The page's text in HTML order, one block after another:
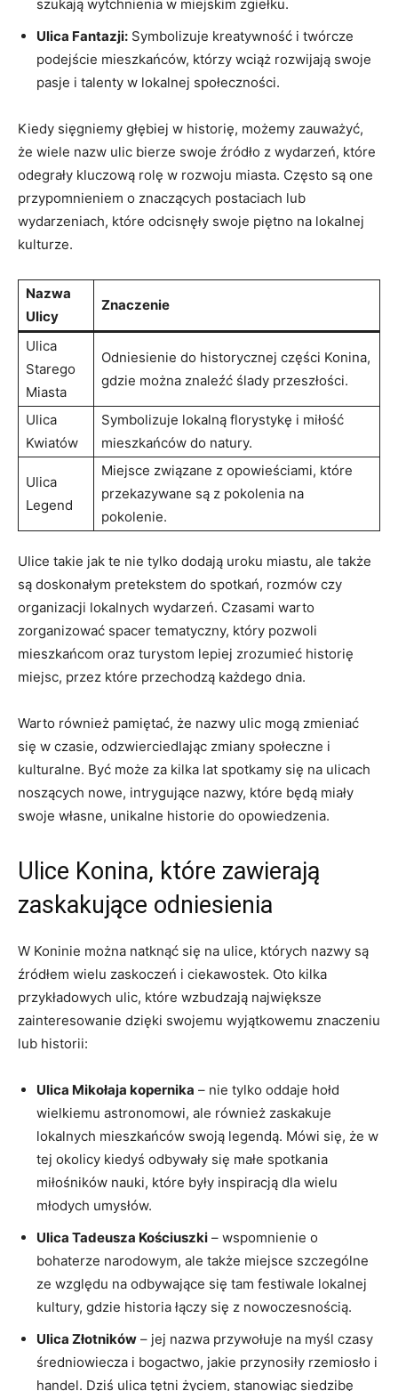
szukają​ wytchnienia w miejskim zgiełku.
Ulica Fantazji: Symbolizuje⁣ kreatywność i twórcze
podejście ‌mieszkańców, ⁣którzy wciąż rozwijają ⁣swoje
pasje i talenty w lokalnej społeczności.
Kiedy ⁤sięgniemy głębiej w historię, możemy zauważyć,
że wiele ⁢nazw ulic‌ bierze swoje źródło z wydarzeń, które
odegrały kluczową rolę w rozwoju miasta. Często są one
przypomnieniem o znaczących postaciach lub
wydarzeniach, które odcisnęły swoje piętno⁢ na lokalnej
kulturze.
Nazwa
Ulicy
Znaczenie
Ulica
Starego
Miasta
Odniesienie do historycznej części Konina,
gdzie można znaleźć ślady przeszłości.
Ulica
Kwiatów
Symbolizuje lokalną florystykę i miłość
mieszkańców do natury.
Ulica
Legend
Miejsce ​związane z opowieściami, które
przekazywane są z pokolenia na
pokolenie.
Ulice takie jak te nie tylko dodają uroku miastu,⁤ ale ⁢także
są doskonałym pretekstem do spotkań, ⁤rozmów⁢ czy⁣
organizacji lokalnych wydarzeń. Czasami warto
zorganizować spacer⁢ tematyczny, który pozwoli
mieszkańcom oraz turystom lepiej zrozumieć⁣ historię
miejsc, przez które przechodzą każdego dnia.
Warto ​również pamiętać,​ że nazwy ulic mogą zmieniać
się w czasie, odzwierciedlając zmiany społeczne i⁣
kulturalne. Być może za ⁢kilka lat spotkamy się‌ na ulicach
noszących nowe, intrygujące nazwy, które będą miały
swoje własne, unikalne historie do opowiedzenia.
Ulice Konina, które zawierają
zaskakujące odniesienia
W Koninie można natknąć się na ulice, których nazwy ​są
źródłem ‍wielu zaskoczeń i ciekawostek. Oto kilka
przykładowych ulic, które wzbudzają największe‍
zainteresowanie dzięki swojemu wyjątkowemu ‍znaczeniu
lub historii:
Ulica Mikołaja kopernika – nie⁤ tylko ⁢oddaje hołd
wielkiemu ⁢astronomowi, ale również ⁣zaskakuje
lokalnych mieszkańców swoją legendą. Mówi się, że w
tej okolicy kiedyś odbywały się małe spotkania
miłośników nauki, które były ⁣inspiracją dla wielu
młodych umysłów.
Ulica Tadeusza Kościuszki – wspomnienie ‍o
bohaterze narodowym, ale także miejsce szczególne
ze względu na odbywające się tam⁢ festiwale lokalnej
kultury, gdzie historia łączy się z nowoczesnością.
Ulica‌ Złotników – ⁣jej nazwa przywołuje na myśl⁣ czasy
średniowiecza i bogactwo, jakie przynosiły rzemiosło i
handel. Dziś ulica tętni ‌życiem, stanowiąc siedzibę